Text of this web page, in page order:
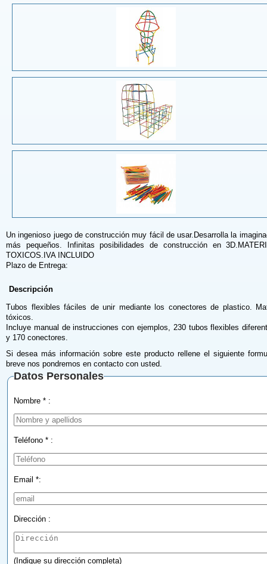
Un ingenioso juego de construcción muy fácil de usar.Desarrolla la
más pequeños. Infinitas posibilidades de construcción en
TOXICOS.IVA INCLUIDO
Plazo de Entrega:
Descripción
Tubos flexibles fáciles de unir mediante los conectores de plastico.
tóxicos.
Incluye manual de instrucciones con ejemplos, 230 tubos flexibles
y 170 conectores.
Si desea más información sobre este producto rellene el siguiente
breve nos pondremos en contacto con usted.
Datos Personales
Nombre * :
Teléfono * :
Email *:
Dirección :
(Indique su dirección completa)